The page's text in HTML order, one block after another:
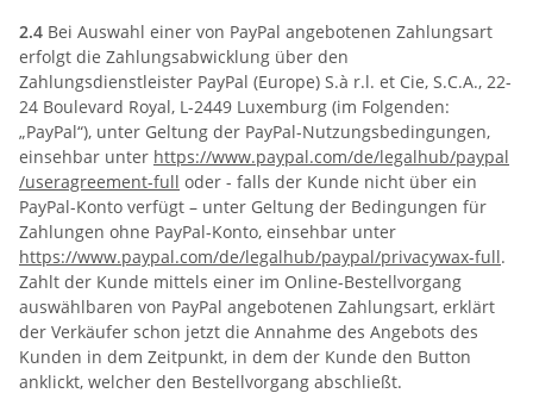
2.4 Bei Auswahl einer von PayPal angebotenen Zahlungsart
erfolgt die Zahlungsabwicklung über den
Zahlungsdienstleister PayPal (Europe) S.à r.l. et Cie, S.C.A., 22-
24 Boulevard Royal, L-2449 Luxemburg (im Folgenden:
„PayPal“), unter Geltung der PayPal-Nutzungsbedingungen,
einsehbar unter https://www.paypal.com/de/legalhub/paypal
/useragreement-full oder - falls der Kunde nicht über ein
PayPal-Konto verfügt – unter Geltung der Bedingungen für
Zahlungen ohne PayPal-Konto, einsehbar unter
https://www.paypal.com/de/legalhub/paypal/privacywax-full.
Zahlt der Kunde mittels einer im Online-Bestellvorgang
auswählbaren von PayPal angebotenen Zahlungsart, erklärt
der Verkäufer schon jetzt die Annahme des Angebots des
Kunden in dem Zeitpunkt, in dem der Kunde den Button
anklickt, welcher den Bestellvorgang abschließt.